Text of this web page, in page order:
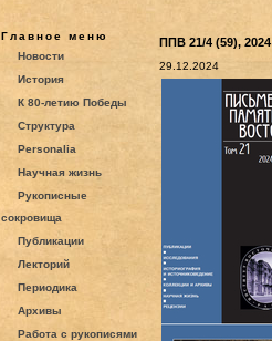
Главное меню
Новости
История
К 80-летию Победы
Структура
Personalia
Научная жизнь
Рукописные
сокровища
Публикации
Лекторий
Периодика
Архивы
Работа с рукописями
ППВ 21/4 (59), 2024
29.12.2024